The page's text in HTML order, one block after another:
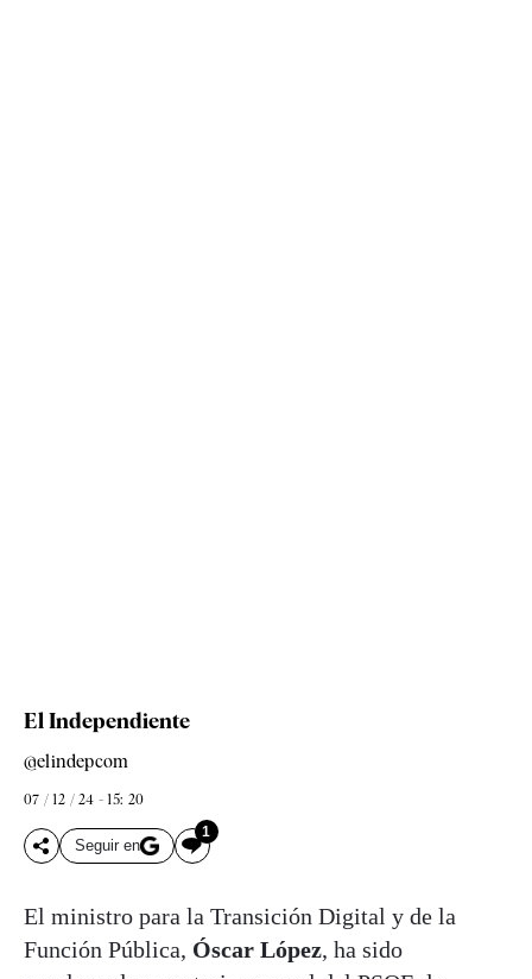
El Independiente
@elindepcom
07 / 12 / 24 - 15: 20
Seguir en
1
El ministro para la Transición Digital y de la
Función Pública, Óscar López, ha sido